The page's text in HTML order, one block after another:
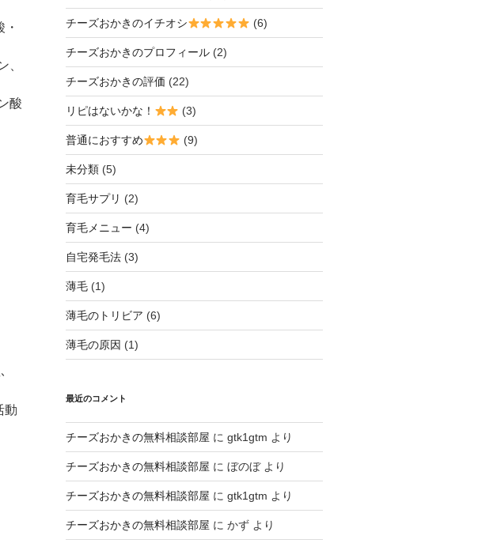
、
酸
動
チーズおかきのイチオシ (6)
チーズおかきのプロフィール(2)
チーズおかきの評価 (22)
リピはないかな！ (3)
普通におすすめ (9)
未分類(5)
育毛サプリ (2)
育毛メニュー (4)
自宅発毛法(3)
薄毛(1)
薄毛のトリビア (6)
薄毛の原因 (1)
最近のコメント
チーズおかきの無料相談部屋 に gtk1gtm より
チーズおかきの無料相談部屋 に ぼのぼより
チーズおかきの無料相談部屋 に gtk1gtm より
チーズおかきの無料相談部屋 に かずより